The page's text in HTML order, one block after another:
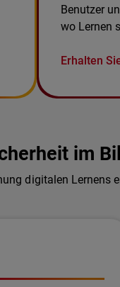
Benutzer
wo Lernen
Erhalten
im
digitalen